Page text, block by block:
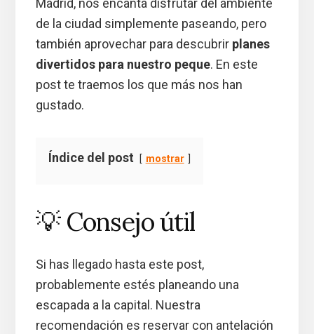
Madrid, nos encanta disfrutar del ambiente
de la ciudad simplemente paseando, pero
también aprovechar para descubrir planes
divertidos para nuestro peque. En este
post te traemos los que más nos han
gustado.
Índice del post mostrar
💡 Consejo útil
Si has llegado hasta este post,
probablemente estés planeando una
escapada a la capital. Nuestra
recomendación es reservar con antelación